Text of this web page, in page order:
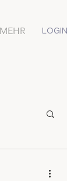
MEHR LOGIN